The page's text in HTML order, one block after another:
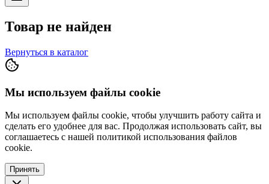
Товар не найден
Вернуться в каталог
Мы используем файлы cookie
Мы используем файлы cookie, чтобы улучшить работу сайта и
сделать его удобнее для вас. Продолжая использовать сайт, вы
соглашаетесь с нашей политикой использования файлов
cookie.
Принять